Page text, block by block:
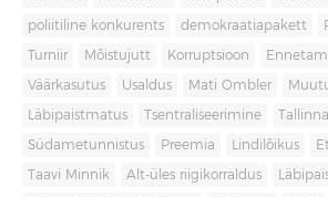
poliitiline konkurents demokraatiapakett
Turniir Mõistujutt Korruptsioon
Väärkasutus Usaldus Mati Ombler
Läbipaistmatus Tsentraliseerimine
Südametunnistus Preemia Lindilõikus
Taavi Minnik Alt-üles riigikorraldus